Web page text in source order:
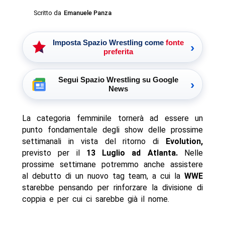
Scritto da Emanuele Panza
Imposta Spazio Wrestling come fonte
preferita
›
Segui Spazio Wrestling su Google
News
›
La categoria femminile tornerà ad essere un
punto fondamentale degli show delle prossime
settimanali in vista del ritorno di
Evolution,
previsto per il 13 Luglio ad Atlanta.Nelle
prossime settimane potremmo anche assistere
al debutto di un nuovo tag team, a cui laWWE
starebbe pensando per rinforzare la divisione di
coppia e per cui ci sarebbe già il nome.